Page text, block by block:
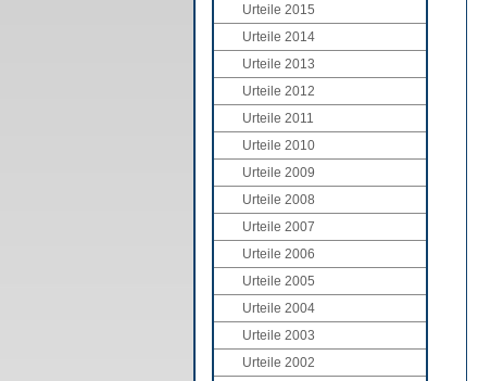
Urteile 2015
Urteile 2014
Urteile 2013
Urteile 2012
Urteile 2011
Urteile 2010
Urteile 2009
Urteile 2008
Urteile 2007
Urteile 2006
Urteile 2005
Urteile 2004
Urteile 2003
Urteile 2002